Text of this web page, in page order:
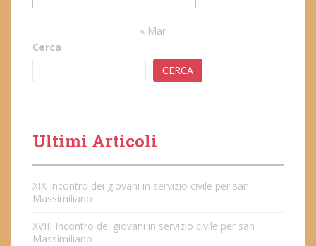
« Mar
Cerca
CERCA
Ultimi Articoli
XIX Incontro dei giovani in servizio civile per san
Massimiliano
XVIII Incontro dei giovani in servizio civile per san
Massimiliano